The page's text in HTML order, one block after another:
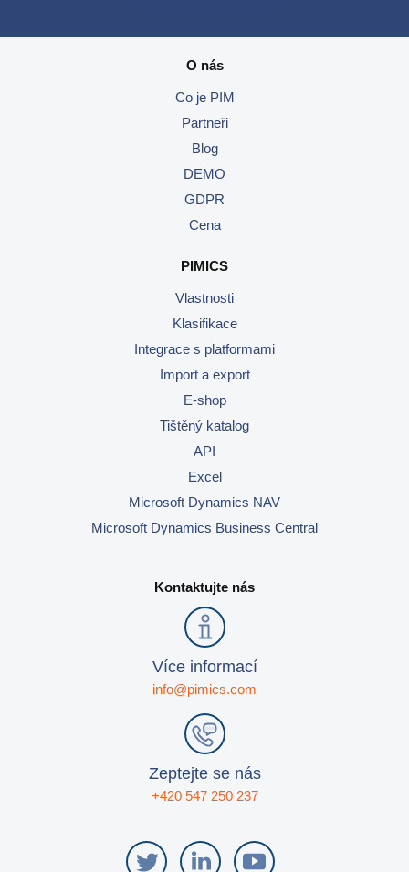
O nás
Co je PIM
Partneři
Blog
DEMO
GDPR
Cena
PIMICS
Vlastnosti
Klasifikace
Integrace s platformami
Import a export
E-shop
Tištěný katalog
API
Excel
Microsoft Dynamics NAV
Microsoft Dynamics Business Central
Kontaktujte nás
Více informací
info@pimics.com
Zeptejte se nás
+420 547 250 237